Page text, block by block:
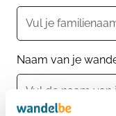
Naam van je